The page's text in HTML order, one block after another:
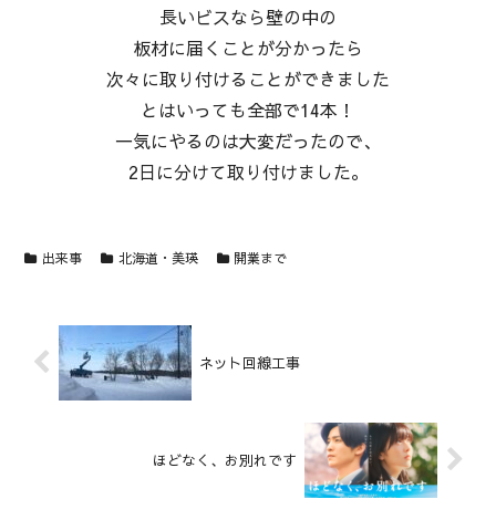
長いビスなら壁の中の
板材に届くことが分かったら
次々に取り付けることができました
とはいっても全部で14本！
一気にやるのは大変だったので、
2日に分けて取り付けました。
出来事 北海道・美瑛 開業まで
ネット回線工事
ほどなく、お別れです